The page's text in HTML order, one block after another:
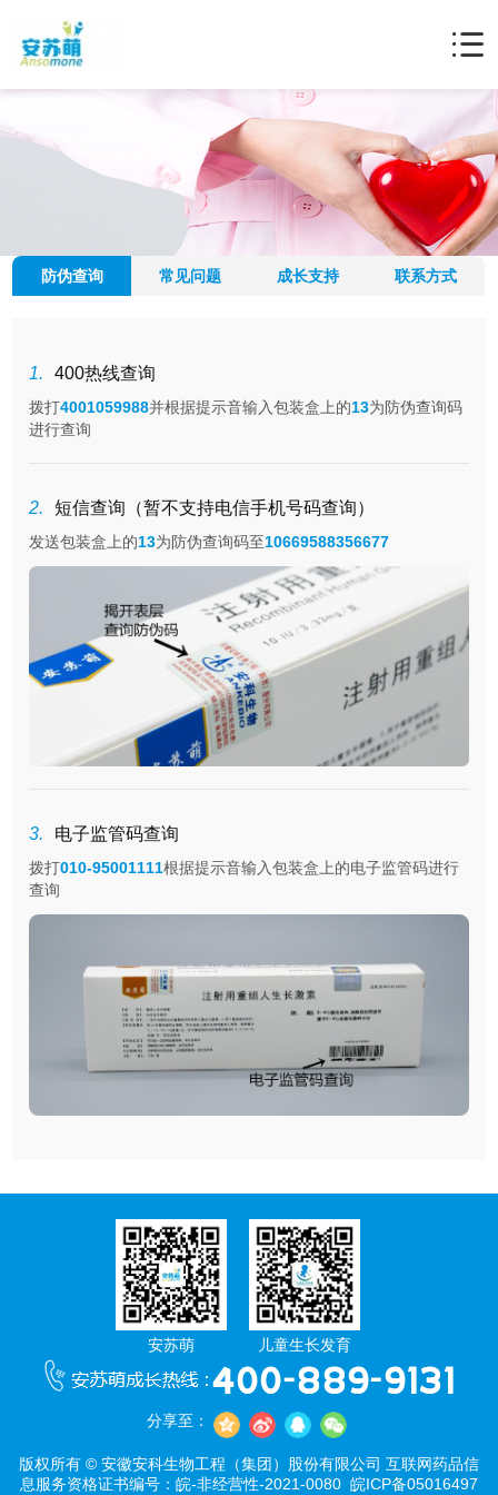
防伪查询 常见问题 成长支持 联系方式
1. 400热线查询
拨打4001059988并根据提示音输入包装盒上的13为防伪查询码
进行查询
2. 短信查询（暂不支持电信手机号码查询）
发送包装盒上的13为防伪查询码至10669588356677
3. 电子监管码查询
拨打010-95001111根据提示音输入包装盒上的电子监管码进行
查询
安苏萌 儿童生长发育
分享至：
版权所有 © 安徽安科生物工程（集团）股份有限公司 互联网药品信
息服务资格证书编号：皖-非经营性-2021-0080 皖ICP备05016497